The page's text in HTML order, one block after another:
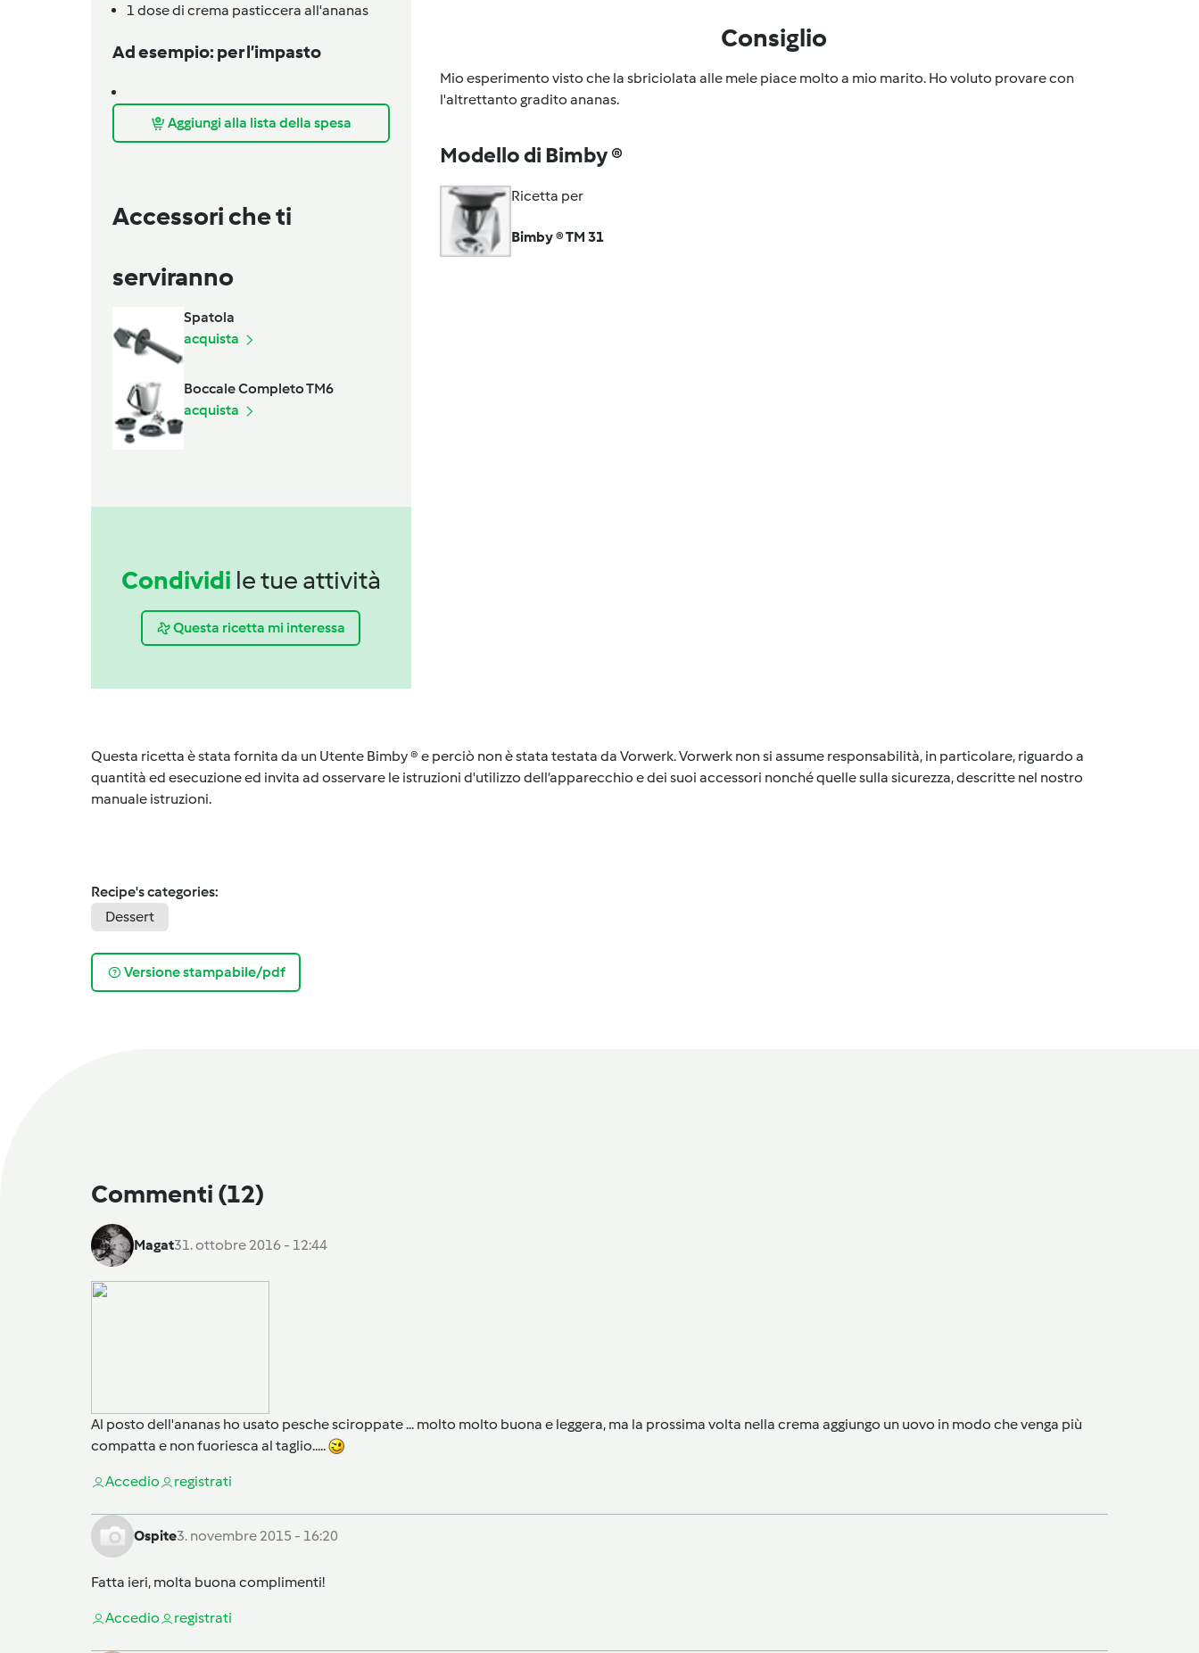
1 dosedi crema pasticcera all'ananas
Ad esempio: per l’impasto
Aggiungi alla lista della spesa
Accessori che ti
serviranno
Spatola
acquista
Boccale Completo TM6
acquista
Condividi le tue attività
Questa ricetta mi interessa
Consiglio
Mio esperimento visto che la sbriciolata alle mele piace molto a mio marito. Ho voluto provare con
l'altrettanto gradito ananas.
Modello di Bimby ®
Ricetta per
Bimby ® TM 31
Questa ricetta è stata fornita da un Utente Bimby ® e perciò non è stata testata da Vorwerk. Vorwerk non si assume responsabilità, in particolare, riguardo a
quantità ed esecuzione ed invita ad osservare le istruzioni d'utilizzo dell’apparecchio e dei suoi accessori nonché quelle sulla sicurezza, descritte nel nostro
manuale istruzioni.
Recipe's categories:
Dessert
Versione stampabile/pdf
Commenti (12)
Magat31. ottobre 2016 - 12:44
Al posto dell'ananas ho usato pesche sciroppate ... molto molto buona e leggera, ma la prossima volta nella crema aggiungo un uovo in modo che venga più
compatta e non fuoriesca al taglio.....
Accedio registrati
Ospite3. novembre 2015 - 16:20
Fatta ieri, molta buona complimenti!
Accedio registrati